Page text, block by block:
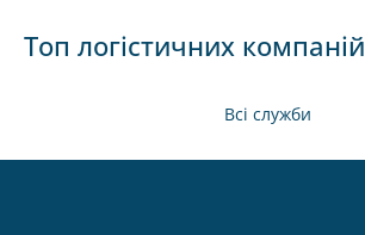
Топ логістичних компаній
Всі служби